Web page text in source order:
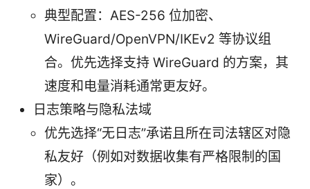
典型配置：AES-256 位加密、
WireGuard/OpenVPN/IKEv2 等协议组
合。优先选择支持 WireGuard 的方案，其
速度和电量消耗通常更友好。
日志策略与隐私法域
优先选择“无日志”承诺且所在司法辖区对隐
私友好（例如对数据收集有严格限制的国
家）。